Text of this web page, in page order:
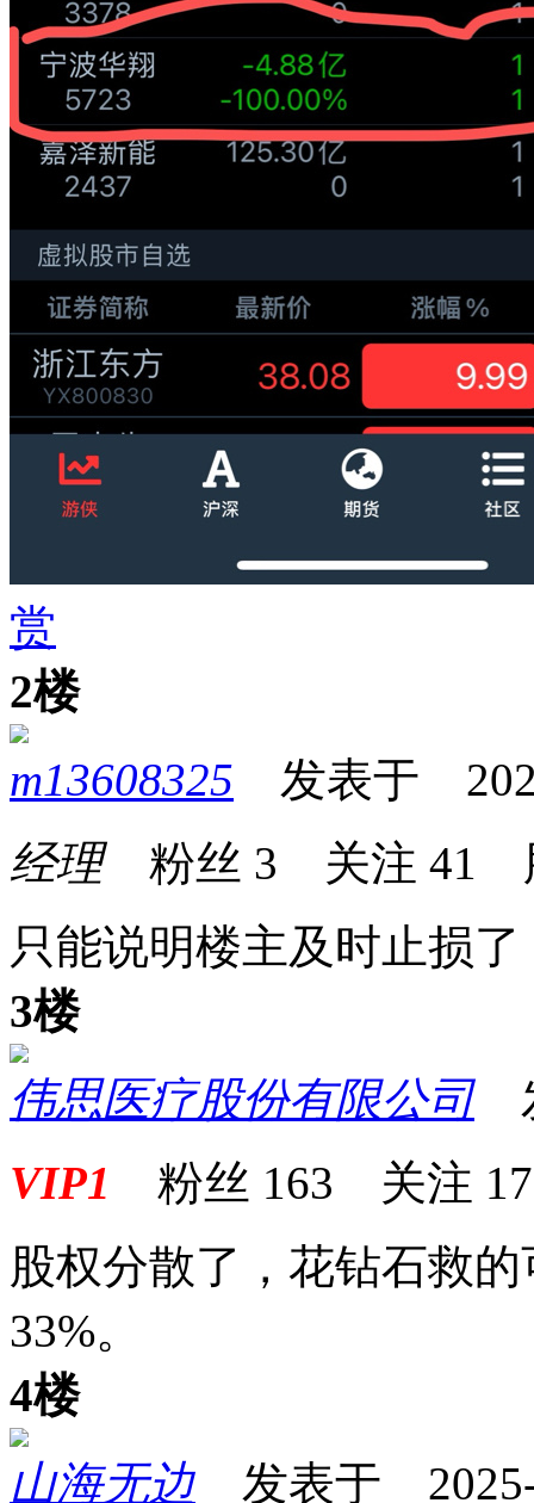
赏
2楼
m13608325 发表于
经理粉丝 3 关注 41
只能说明楼主及时止损
3楼
伟思医疗股份有限公司
VIP1 粉丝 163 关注 17
股权分散了，花钻石救
33%。
4楼
山海无边 发表于 2025-